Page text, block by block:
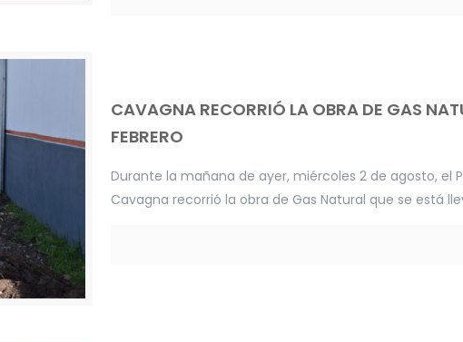
CAVAGNA RECORRIÓ LA OBRA DE GAS
FEBRERO
Durante la mañana de ayer, miércoles 2 de agosto, el
Cavagna recorrió la obra de Gas Natural que se está